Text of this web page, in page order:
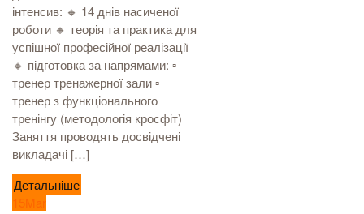
інтенсив: 🔸 14 днів насиченої
роботи 🔸 теорія та практика для
успішної професійної реалізації
🔸 підготовка за напрямами: ▫️
тренер тренажерної зали ▫️
тренер з функціонального
тренінгу (методологія кросфіт)
Заняття проводять досвідчені
викладачі […]
Детальніше
15Mar